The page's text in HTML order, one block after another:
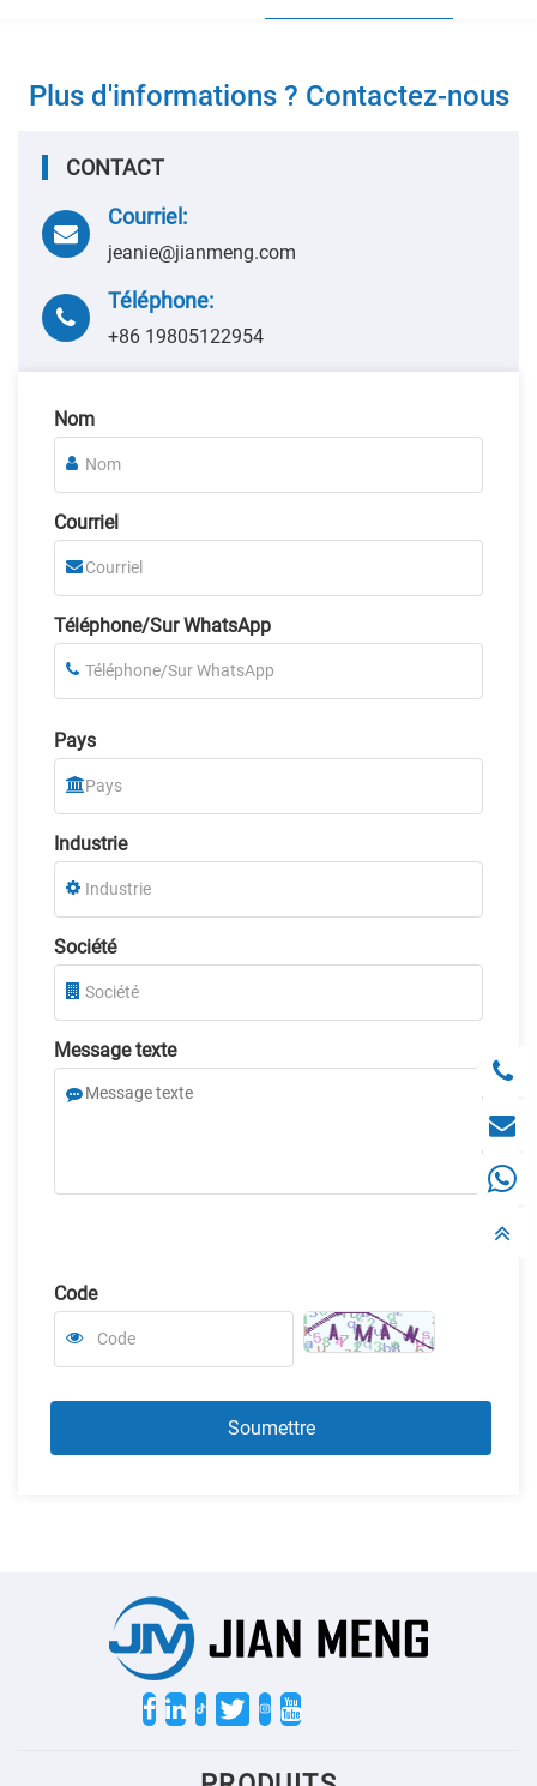
Plus d'informations ? Contactez-nous
CONTACT
Courriel:
jeanie@jianmeng.com
Téléphone:
+86 19805122954
Nom
Courriel
Téléphone/Sur WhatsApp
Pays
Industrie
Société
Message texte
Code
Twitter